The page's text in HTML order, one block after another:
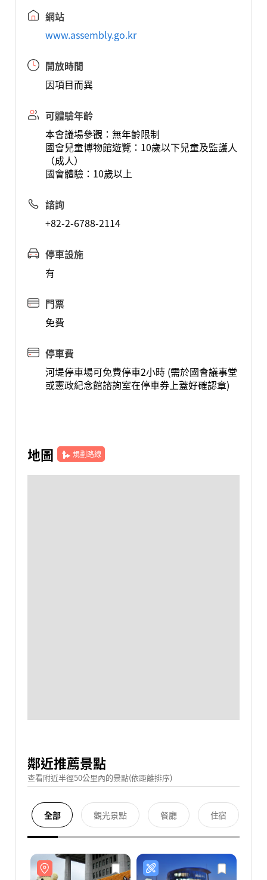
網站
www.assembly.go.kr
開放時間
因項目而異
可體驗年齡
本會議場參觀：無年齡限制
國會兒童博物館遊覽：10歲以下兒童及監護人
（成人）
國會體驗：10歲以上
諮詢
+82-2-6788-2114
停車設施
有
門票
免費
停車費
河堤停車場可免費停車2小時 (需於國會議事堂
或憲政紀念館諮詢室在停車券上蓋好確認章)
地圖 規劃路線
鄰近推薦景點
查看附近半徑50公里內的景點(依距離排序)
全部 觀光景點 餐廳 住宿